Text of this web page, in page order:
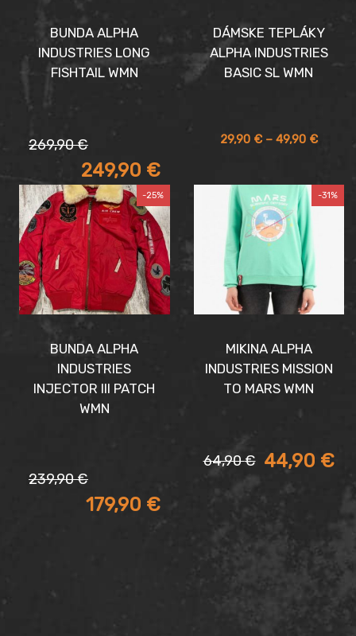
BUNDA ALPHA
INDUSTRIES LONG
FISHTAIL WMN
269,90€
bola:
269,90 €.
249,90 €
je:
249,90 €.
DÁMSKE TEPLÁKY
ALPHA INDUSTRIES
BASIC SL WMN
29,90 € – 49,90 €Price
49,90
-25%
BUNDA ALPHA
INDUSTRIES
INJECTOR III PATCH
WMN
239,90€
bola:
179,90 €
je:
-31%
MIKINA ALPHA
INDUSTRIES MISSION
TO MARS WMN
64,90€
Pôvodná
cena
44,90 €
Aktuálna
cena